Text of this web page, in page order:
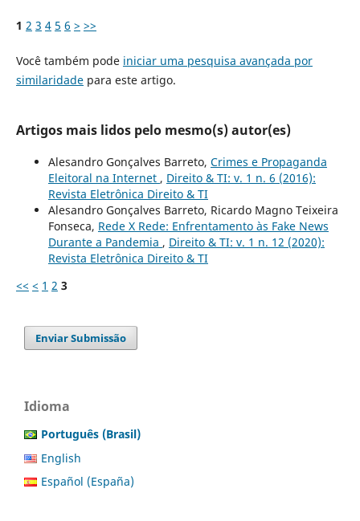
1 2 3 4 5 6 > >>
Você também pode iniciar uma pesquisa avançada por
similaridadepara este artigo.
Artigos mais lidos pelo mesmo(s) autor(es)
Alesandro Gonçalves Barreto, Crimes e Propaganda
Eleitoral na Internet , Direito & TI: v. 1 n. 6 (2016):
Revista Eletrônica Direito & TI
Alesandro Gonçalves Barreto, Ricardo Magno Teixeira
Fonseca, Rede X Rede: Enfrentamento às Fake News
Durante a Pandemia , Direito & TI: v. 1 n. 12 (2020):
Revista Eletrônica Direito & TI
<< < 1 2 3
Enviar Submissão
Idioma
Português (Brasil)
English
Español (España)